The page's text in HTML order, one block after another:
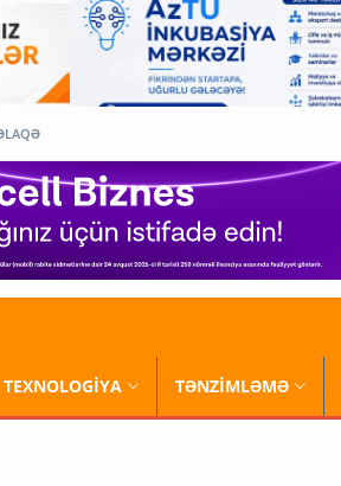
TEXNOLOGİYA TƏNZİMLƏMƏ